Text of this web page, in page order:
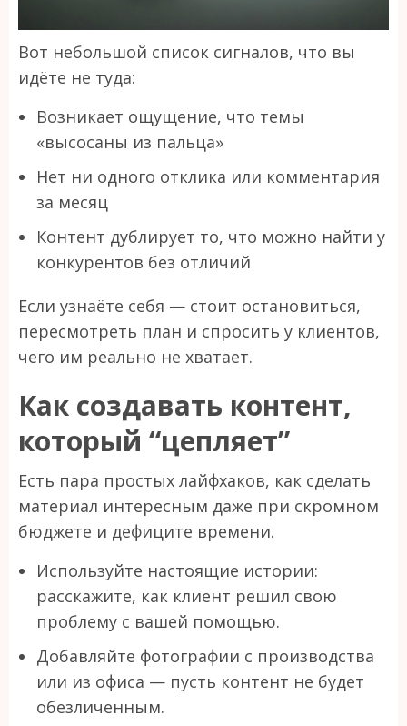
Вот небольшой список сигналов, что вы
идёте не туда:
Возникает ощущение, что темы
«высосаны из пальца»
Нет ни одного отклика или комментария
за месяц
Контент дублирует то, что можно найти у
конкурентов без отличий
Если узнаёте себя — стоит остановиться,
пересмотреть план и спросить у клиентов,
чего им реально не хватает.
Как создавать контент,
который “цепляет”
Есть пара простых лайфхаков, как сделать
материал интересным даже при скромном
бюджете и дефиците времени.
Используйте настоящие истории:
расскажите, как клиент решил свою
проблему с вашей помощью.
Добавляйте фотографии с производства
или из офиса — пусть контент не будет
обезличенным.